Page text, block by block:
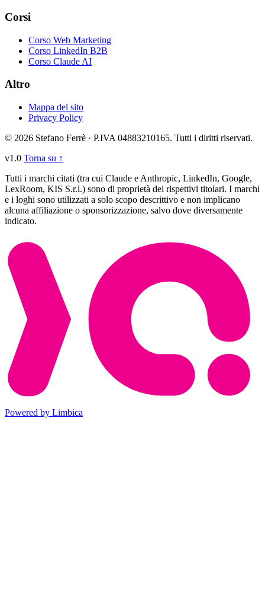
Corsi
Corso Web Marketing
Corso LinkedIn B2B
Corso Claude AI
Altro
Mappa del sito
Privacy Policy
© 2026 Stefano Ferrè · P.IVA 04883210165. Tutti i diritti riservati.
v1.0 Torna su ↑
Tutti i marchi citati (tra cui Claude e Anthropic, LinkedIn, Google,
LexRoom, KIS S.r.l.) sono di proprietà dei rispettivi titolari. I marchi
e i loghi sono utilizzati a solo scopo descrittivo e non implicano
alcuna affiliazione o sponsorizzazione, salvo dove diversamente
indicato.
Powered by Limbica